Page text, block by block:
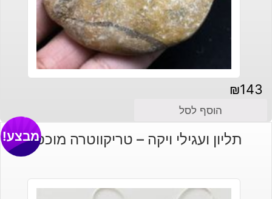
₪143
הוסף לסל
תליון ועגילי ויקה – טריקווטרה מוכסףמבצע!